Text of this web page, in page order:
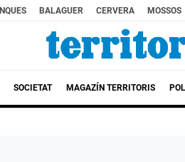
BALAGUER CERVERA MOSSOS
SOCIETAT MAGAZÍN TERRITORIS